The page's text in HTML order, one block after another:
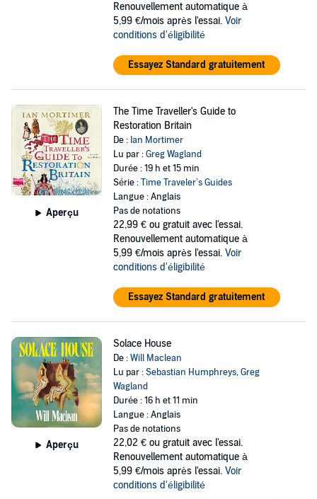
Renouvellement automatique à
5,99 €/mois après l'essai. Voir
conditions d'éligibilité
Essayez Standard gratuitement
Aperçu
The Time Traveller's Guide to
Restoration Britain
De : Ian Mortimer
Lu par :Greg Wagland
Durée : 19 h et 15 min
Série :Time Traveler’s Guides
Langue : Anglais
Pas de notations
22,99 € ou gratuit avec l'essai.
Renouvellement automatique à
5,99 €/mois après l'essai. Voir
conditions d'éligibilité
Essayez Standard gratuitement
Aperçu
Solace House
De :Will Maclean
Lu par :Sebastian Humphreys,Greg
Wagland
Durée : 16 h et 11 min
Langue : Anglais
Pas de notations
22,02 € ou gratuit avec l'essai.
Renouvellement automatique à
5,99 €/mois après l'essai. Voir
conditions d'éligibilité